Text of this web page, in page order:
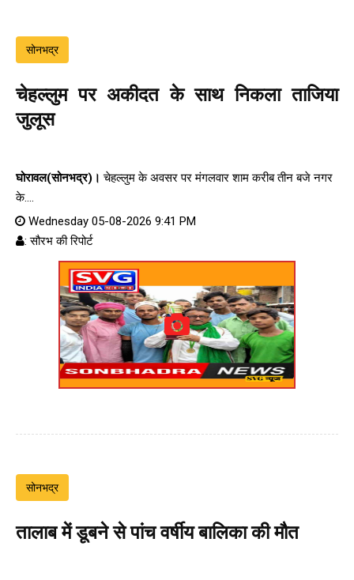
सोनभद्र
चेहल्लुम पर अकीदत के साथ निकला ताजिया
जुलूस
घोरावल(सोनभद्र)। चेहल्लुम के अवसर पर मंगलवार शाम करीब तीन बजे नगर
के....
Wednesday 05-08-2026 9:41 PM
: सौरभ की रिपोर्ट
सोनभद्र
तालाब में डूबने से पांच वर्षीय बालिका की मौत